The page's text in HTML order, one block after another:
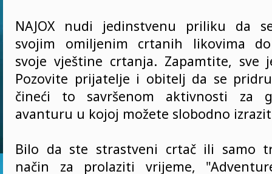
NAJOX nudi jedinstvenu priliku da
svojim omiljenim crtanih likovima
svoje vještine crtanja. Zapamtite, sve
Pozovite prijatelje i obitelj da se
čineći to savršenom aktivnosti za
avanturu u kojoj možete slobodno
Bilo da ste strastveni crtač ili samo
način za prolaziti vrijeme,